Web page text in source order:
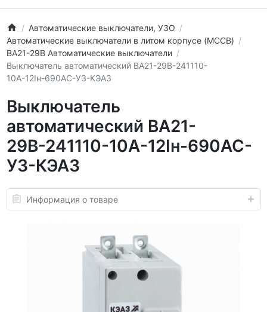
Автоматические выключатели, УЗО
Автоматические выключатели в литом корпусе (MCCB)
ВА21-29В Автоматические выключатели
Выключатель автоматический ВА21-29В-241110-
10А-12Iн-690AC-У3-КЭАЗ
Выключатель
автоматический ВА21-
29В-241110-10А-12Iн-690AC-
У3-КЭАЗ
Информация о товаре